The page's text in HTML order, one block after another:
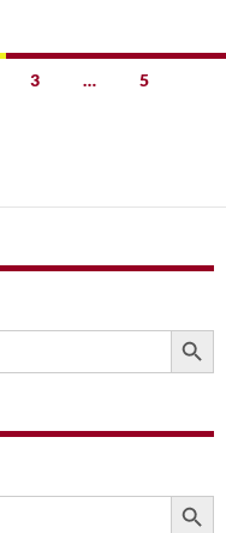
3 … 5
SEARCH
SEARCH